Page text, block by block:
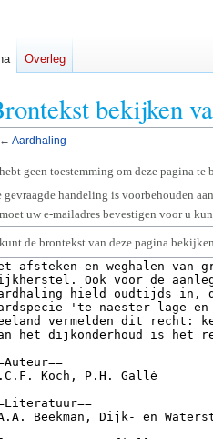
bekijken
← Aardhaling
geen toestemming om deze pagina te
gevraagde handeling is voorbehouden
uw e-mailadres bevestigen voor u
de brontekst van deze pagina
Overleg